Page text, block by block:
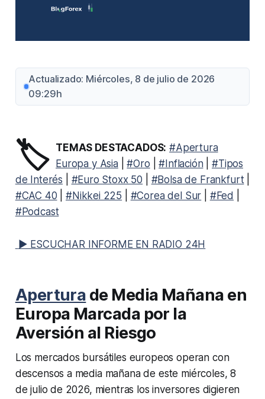
Actualizado: Miércoles, 8 de julio de 2026
09:29h
🏷️ TEMAS DESTACADOS: #Apertura
Europa y Asia|#Oro |#Inflación|#Tipos
de Interés
#Euro Stoxx 50 #Bolsa de Frankfurt|
#CAC 40 |#Nikkei 225 #Corea del Sur #Fed
#Podcast
▶ ESCUCHAR INFORME EN RADIO 24H
Apertura de Media Mañana en
Europa Marcada por la
Aversión al Riesgo
Los mercados bursátiles europeos operan con
descensos a media mañana de este miércoles, 8
de julio de 2026, mientras los inversores digieren